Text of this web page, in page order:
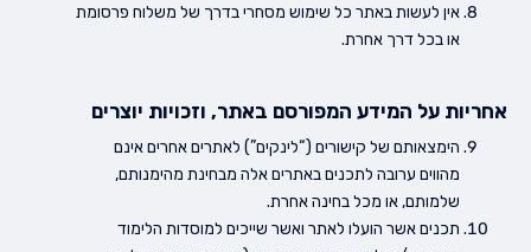
אין לעשות באתר כל שימוש מסחרי בדרך של משלוח פרסומת
או בכל דרך אחרת.
אחריות על המידע המפורסם באתר, וזכויות יוצרים
הימצאותם של קישורים (“לינקים”) לאתרים אחרים אינם
מהווים ערובה לתכנים באתרים אלה מבחינת מהימנותם,
שלמותם, או מכל בחינה אחרת.
תכנים אשר הועלו לאתר ואשר שייכים למוסדות הלימוד